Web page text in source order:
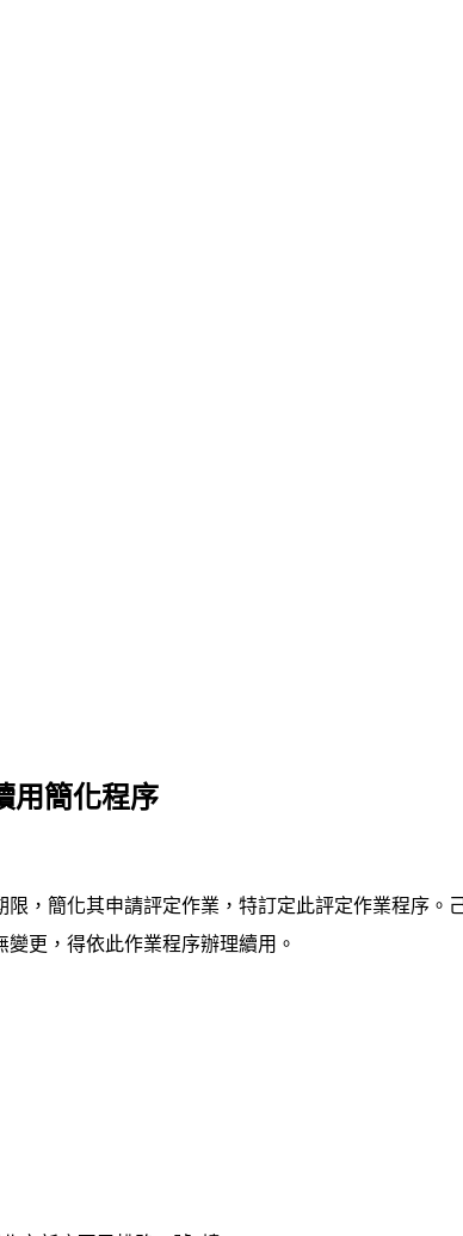
用簡化程序
，簡化其申請評定作業，特訂定此評定作業程序。
變更 ，得依此作業程序辦理續用 。